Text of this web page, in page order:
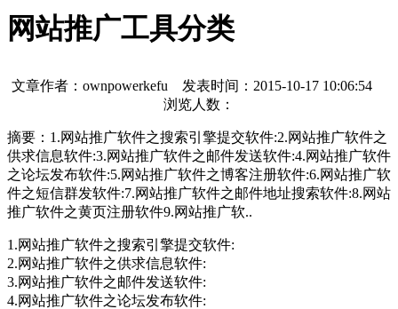
网站推广工具分类
文章作者：ownpowerkefu 发表时间： 2015-10-17 10:06:54
浏览人数：
摘要： 1.网站推广软件之搜索引擎提交软件:2.网站推广软件之
供求信息软件:3.网站推广软件之邮件发送软件:4.网站推广软件
之论坛发布软件:5.网站推广软件之博客注册软件:6.网站推广软
件之短信群发软件:7.网站推广软件之邮件地址搜索软件:8.网站
推广软件之黄页注册软件9.网站推广软..
1.网站推广软件之搜索引擎提交软件:
2.网站推广软件之供求信息软件:
3.网站推广软件之邮件发送软件:
4.网站推广软件之论坛发布软件: